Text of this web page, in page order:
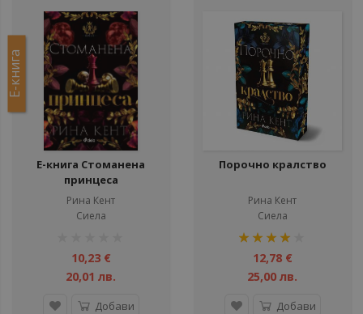
Е-книга
Е-книга Стоманена
принцеса
Рина Кент
Сиела
10,23 €
20,01 лв.
Добави
Порочно кралство
Рина Кент
Сиела
рейтинг:
80%12,78 €
25,00 лв.
Добави